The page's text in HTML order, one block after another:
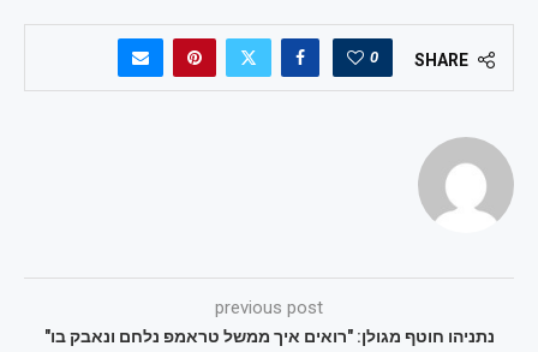
SHARE
0
previous post
נתניהו חוטף מגולן: "רואים איך ממשל טראמפ נלחם ונאבק בו"